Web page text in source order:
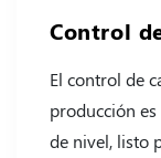
Control
El control de
producción
de nivel, listo